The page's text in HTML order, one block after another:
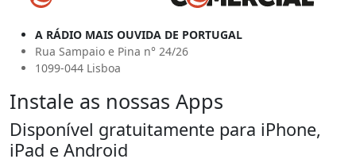
A RÁDIO MAIS OUVIDA DE PORTUGAL
Rua Sampaio e Pina n° 24/26
1099-044 Lisboa
Instale as nossas Apps
Disponível gratuitamente para iPhone,
iPad e Android